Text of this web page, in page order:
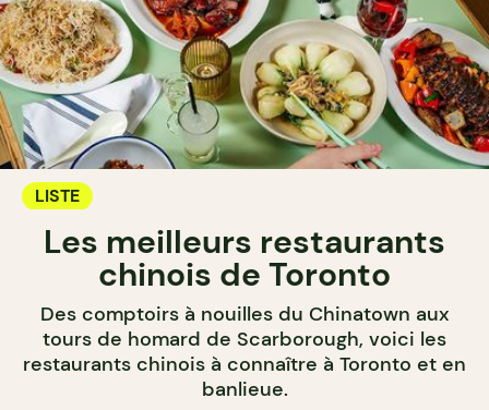
LISTE
Les meilleurs restaurants
chinois de Toronto
Des comptoirs à nouilles du Chinatown aux
tours de homard de Scarborough, voici les
restaurants chinois à connaître à Toronto et en
banlieue.